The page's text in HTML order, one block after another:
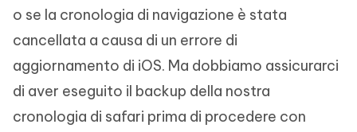
o se la cronologia di navigazione è stata
cancellata a causa di un errore di
aggiornamento di iOS. Ma dobbiamo assicurarci
di aver eseguito il backup della nostra
cronologia di safari prima di procedere con